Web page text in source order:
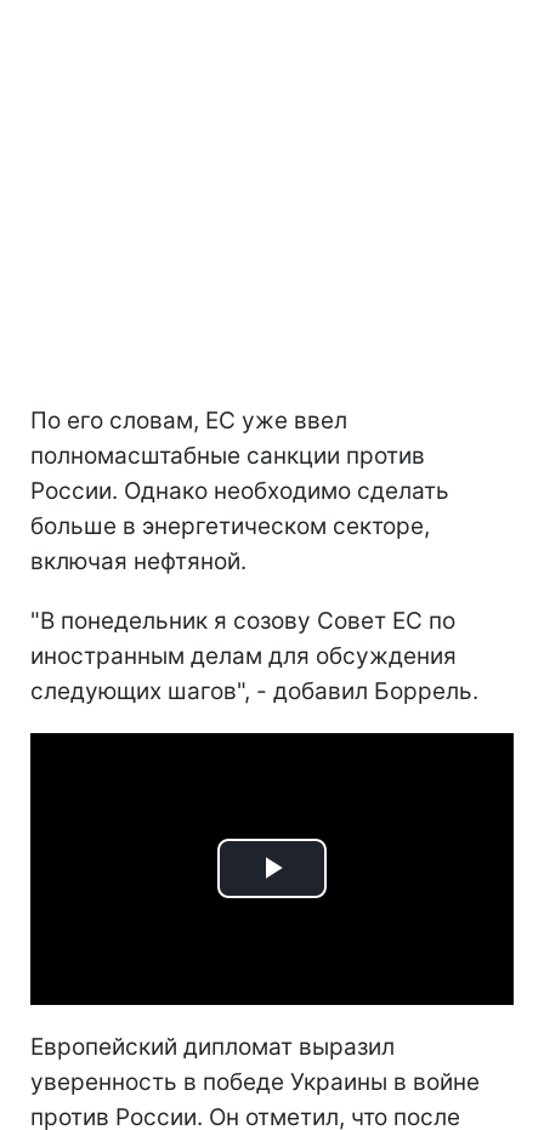
По его словам, ЕС уже ввел
полномасштабные санкции против
России. Однако необходимо сделать
больше в энергетическом секторе,
включая нефтяной.
"В понедельник я созову Совет ЕС по
иностранным делам для обсуждения
следующих шагов", - добавил Боррель.
Play
Европейский дипломат выразил
уверенность в победе Украины в войне
против России. Он отметил, что после